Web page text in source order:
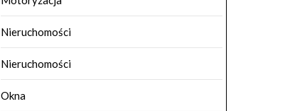
Nieruchomości
Nieruchomości
Okna